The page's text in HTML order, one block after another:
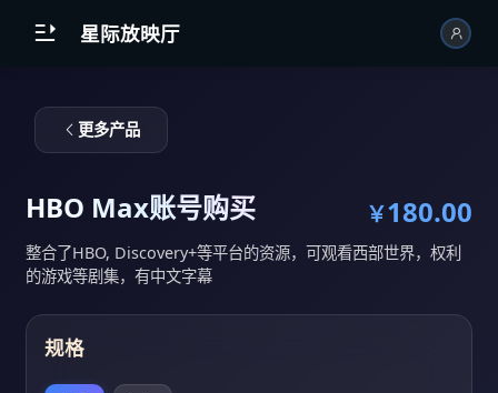
 星际放映厅
更多产品
HBO Max账号购买 ￥180.00
整合了HBO, Discovery+等平台的资源，可观看西部世界，权利
的游戏等剧集，有中文字幕
规格